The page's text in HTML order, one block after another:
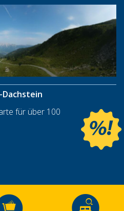
Dachstein
für über 100